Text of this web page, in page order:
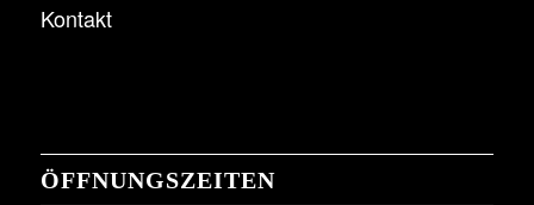
Kontakt
ÖFFNUNGSZEITEN